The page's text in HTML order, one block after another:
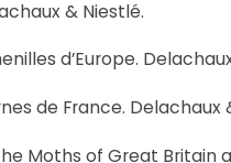
& Niestlé.
d’Europe.
de France. Delachaux
Moths of Great